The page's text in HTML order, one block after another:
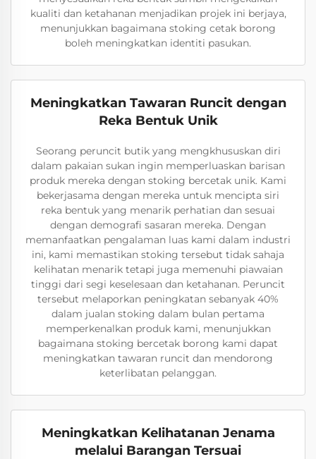
kualiti dan ketahanan menjadikan projek ini berjaya,
menunjukkan bagaimana stoking cetak borong
boleh meningkatkan identiti pasukan.
Meningkatkan Tawaran Runcit dengan
Reka Bentuk Unik
Seorang peruncit butik yang mengkhususkan diri
dalam pakaian sukan ingin memperluaskan barisan
produk mereka dengan stoking bercetak unik. Kami
bekerjasama dengan mereka untuk mencipta siri
reka bentuk yang menarik perhatian dan sesuai
dengan demografi sasaran mereka. Dengan
memanfaatkan pengalaman luas kami dalam industri
ini, kami memastikan stoking tersebut tidak sahaja
kelihatan menarik tetapi juga memenuhi piawaian
tinggi dari segi keselesaan dan ketahanan. Peruncit
tersebut melaporkan peningkatan sebanyak 40%
dalam jualan stoking dalam bulan pertama
memperkenalkan produk kami, menunjukkan
bagaimana stoking bercetak borong kami dapat
meningkatkan tawaran runcit dan mendorong
keterlibatan pelanggan.
Meningkatkan Kelihatanan Jenama
melalui Barangan Tersuai